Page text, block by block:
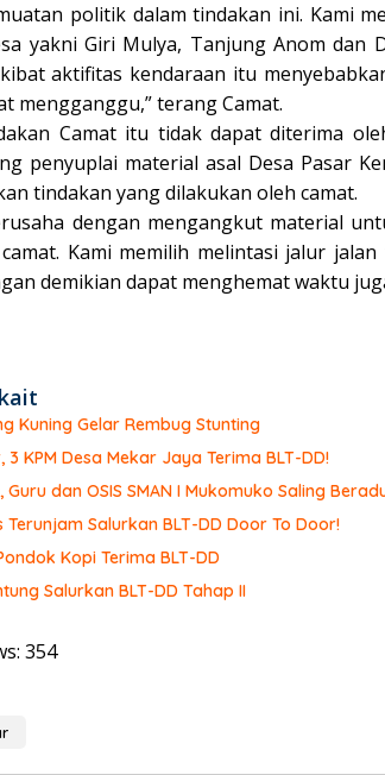
politik dalam tindakan ini. Kami
yakni Giri Mulya, Tanjung Anom dan
aktifitas kendaraan itu
mengganggu,” terang Camat.
Camat itu tidak dapat diterima
penyuplai material asal Desa Pasar
tindakan yang dilakukan oleh camat.
dengan mengangkut material
Kami memilih melintasi jalur
demikian dapat menghemat waktu
Kuning Gelar Rembug Stunting
3 KPM Desa Mekar Jaya Terima BLT-DD!
Guru dan OSIS SMAN I Mukomuko Saling
Terunjam Salurkan BLT-DD Door To Door!
Kopi Terima BLT-DD
Salurkan BLT-DD Tahap II
354